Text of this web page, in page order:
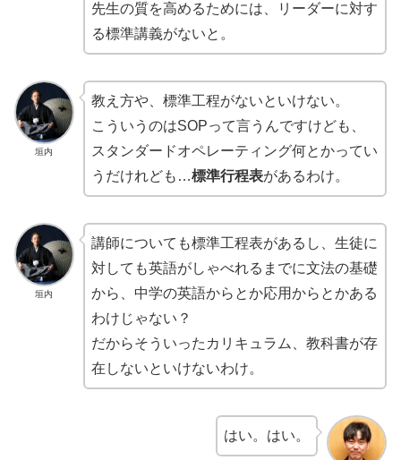
先生の質を高めるためには、リーダーに対す
る標準講義がないと。
垣内
教え方や、標準工程がないといけない。
こういうのはSOPって言うんですけども、
スタンダードオペレーティング何とかってい
うだけれども…標準行程表があるわけ。
垣内
講師についても標準工程表があるし、生徒に
対しても英語がしゃべれるまでに文法の基礎
から、中学の英語からとか応用からとかある
わけじゃない？
だからそういったカリキュラム、教科書が存
在しないといけないわけ。
はい。はい。